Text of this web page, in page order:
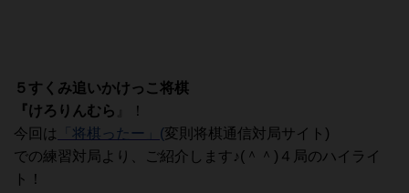
５すくみ追いかけっこ将棋
『けろりんむら
』！
今回は
「将棋ったー」 (変則将棋通信対局サイト)
での練習対局より、ご紹介します♪(＾＾)４局のハイライ
ト！